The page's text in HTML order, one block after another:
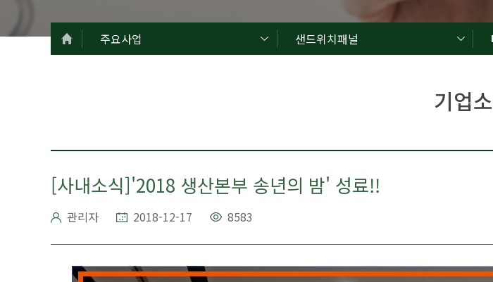
주요사업 샌드위치패널
기업
[사내소식]'2018 생산본부 송년의 밤' 성료!!
관리자 2018-12-17 8583